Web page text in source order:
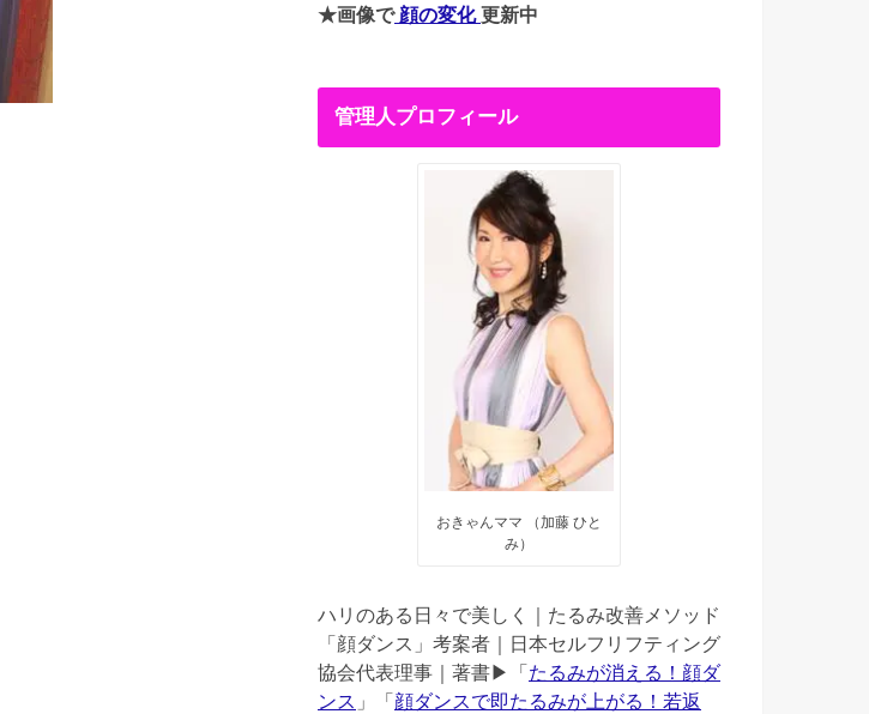
★画像で顔の変化更新中
管理人プロフィール
おきゃんママ （加藤 ひと
み）
ハリのある日々で美しく｜たるみ改善メソッド
「顔ダンス」考案者｜日本セルフリフティング
協会代表理事｜著書▶︎「 たるみが消える！顔ダ
ンス 」「 顔ダンスで即たるみが上がる！若返